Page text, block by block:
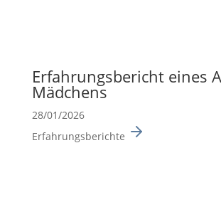
Erfah­rungs­be­richt eines
Mädchens
28/01/2026
Erfahrungsberichte